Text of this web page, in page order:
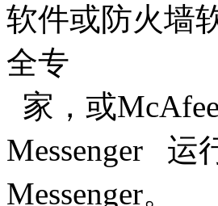
软件或防火墙
全专
家，或
Messenger
Messenger。